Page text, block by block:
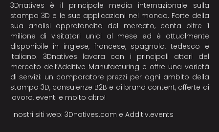
3Dnatives è il principale media internazionale sulla
stampa 3D e le sue applicazioni nel mondo. Forte della
sua analisi approfondita del mercato, conta oltre 1
milione di visitatori unici al mese ed è attualmente
disponibile in inglese, francese, spagnolo, tedesco e
italiano. 3Dnatives lavora con i principali attori del
mercato dell’Additive Manufacturing e offre una varietà
di servizi: un comparatore prezzi per ogni ambito della
stampa 3D, consulenze B2B e di brand content, offerte di
lavoro, eventi e molto altro!
I nostri siti web: 3Dnatives.com e Additiv.events